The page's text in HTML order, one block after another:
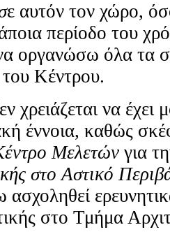
ε αυτόν τον χώρο,
περίοδο του
οργανώσω όλα τα
του Κέντρου.
χρειάζεται να έχει
έννοια, καθώς
Μελετών για
στο Αστικό
ασχοληθεί
στο Τμήμα